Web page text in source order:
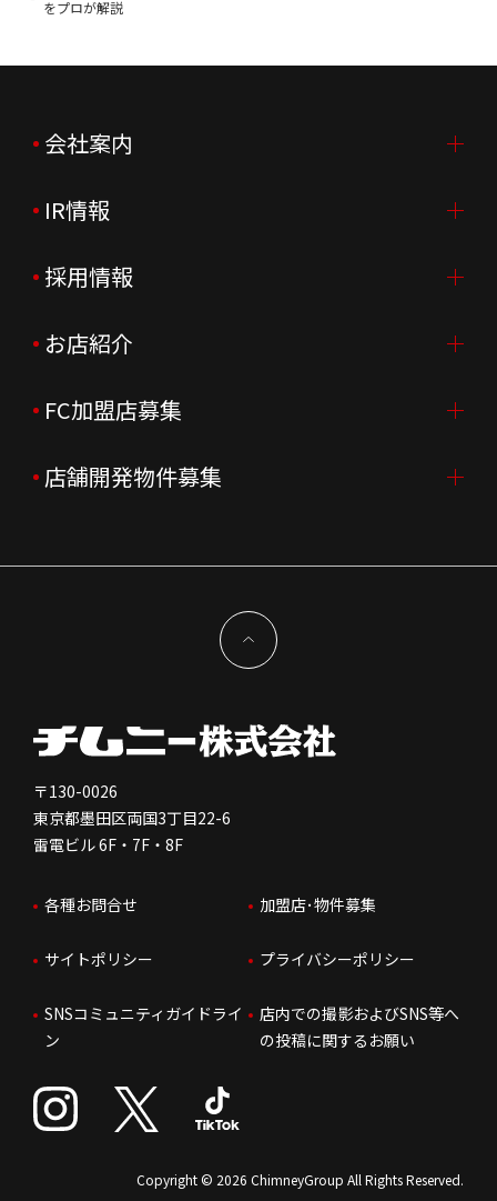
をプロが解説
会社案内
会社案内TOP
ご挨拶
会社概要
会社沿革
企業理念
新型コロナウイルス対応
IR情報
IR情報TOP
ニュースリリース
月次売上
決算資料
コーポレートガバナンス
免責事項
株価情報
IRお問合せ
採用情報
採用情報TOP
新卒採用
中途採用
会社を知る
人を知る
はたらく環境
人財育成
サステナビリティ
お店紹介
店舗を探す・予約する
よくあるご質問
FC加盟店募集
FC加盟店募集TOP
独立支援について
FC加盟店お問合せ
店舗開発物件募集
〒130-0026
東京都墨田区両国3丁目22-6
雷電ビル 6F・7F・8F
各種お問合せ 加盟店･物件募集
サイトポリシー プライバシーポリシー
SNSコミュニティガイドライ
ン
店内での撮影およびSNS等へ
の投稿に関するお願い
Copyright © 2026 ChimneyGroup All Rights Reserved.